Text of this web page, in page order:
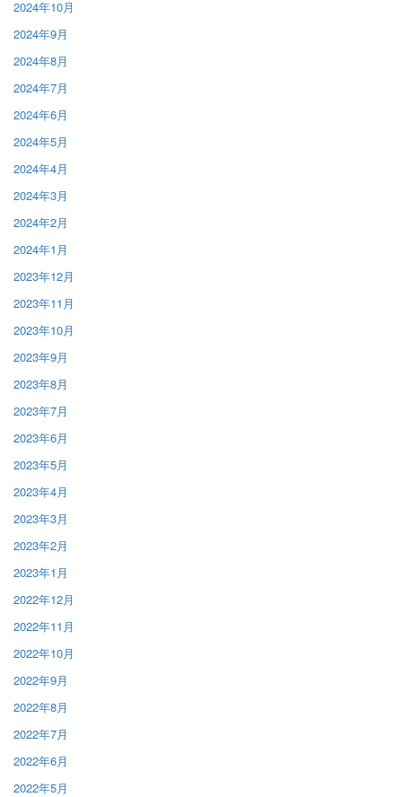
2024年10月
2024年9月
2024年8月
2024年7月
2024年6月
2024年5月
2024年4月
2024年3月
2024年2月
2024年1月
2023年12月
2023年11月
2023年10月
2023年9月
2023年8月
2023年7月
2023年6月
2023年5月
2023年4月
2023年3月
2023年2月
2023年1月
2022年12月
2022年11月
2022年10月
2022年9月
2022年8月
2022年7月
2022年6月
2022年5月